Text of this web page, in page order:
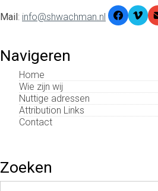
Mail: info@shwachman.nl
Navigeren
Home
Wie zijn wij
Nuttige adressen
Attribution Links
Contact
Zoeken
Zoek